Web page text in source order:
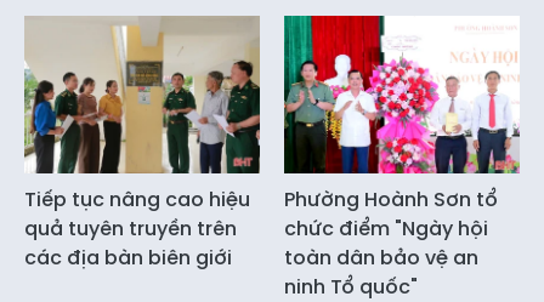
Tiếp tục nâng cao hiệu
quả tuyên truyền trên
các địa bàn biên giới
Phường Hoành Sơn tổ
chức điểm "Ngày hội
toàn dân bảo vệ an
ninh Tổ quốc"